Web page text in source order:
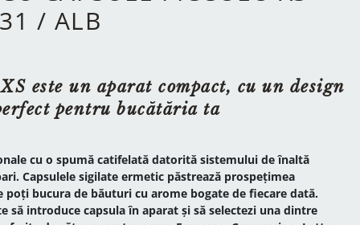
/ ALB
este un aparat compact, cu un design
pentru bucătăria ta
cu o spumă catifelată datorită sistemului de înaltă
Capsulele sigilate ermetic păstrează prospețimea
poți bucura de băuturi cu arome bogate de fiecare dată.
să introduce capsula în aparat și să selectezi una dintre